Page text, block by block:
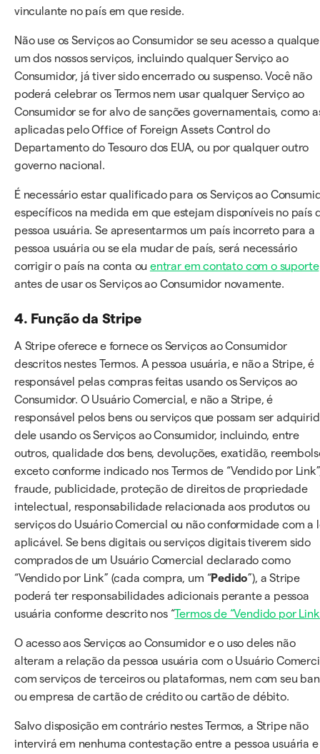
vinculante no país em que reside.
Não use os Serviços ao Consumidor se seu acesso a
um dos nossos serviços, incluindo qualquer Serviço ao
Consumidor, já tiver sido encerrado ou suspenso. Você não
poderá celebrar os Termos nem usar qualquer Serviço ao
Consumidor se for alvo de sanções governamentais, como
aplicadas pelo Office of Foreign Assets Control do
Departamento do Tesouro dos EUA, ou por qualquer outro
governo nacional.
É necessário estar qualificado para os Serviços ao
específicos na medida em que estejam disponíveis no país
pessoa usuária. Se apresentarmos um país incorreto para a
pessoa usuária ou se ela mudar de país, será necessário
corrigir o país na conta ou entrar em contato com o suporte
antes de usar os Serviços ao Consumidor novamente.
4. Função da Stripe
A Stripe oferece e fornece os Serviços ao Consumidor
descritos nestes Termos. A pessoa usuária, e não a Stripe, é
responsável pelas compras feitas usando os Serviços ao
Consumidor. O Usuário Comercial, e não a Stripe, é
responsável pelos bens ou serviços que possam ser
dele usando os Serviços ao Consumidor, incluindo, entre
outros, qualidade dos bens, devoluções, exatidão,
exceto conforme indicado nos Termos de “Vendido por
fraude, publicidade, proteção de direitos de propriedade
intelectual, responsabilidade relacionada aos produtos ou
serviços do Usuário Comercial ou não conformidade com a
aplicável. Se bens digitais ou serviços digitais tiverem sido
comprados de um Usuário Comercial declarado como
“Vendido por Link” (cada compra, um “Pedido”), a Stripe
poderá ter responsabilidades adicionais perante a pessoa
usuária conforme descrito nos “Termos de “Vendido por
O acesso aos Serviços ao Consumidor e o uso deles não
alteram a relação da pessoa usuária com o Usuário
com serviços de terceiros ou plataformas, nem com seu
ou empresa de cartão de crédito ou cartão de débito.
Salvo disposição em contrário nestes Termos, a Stripe não
intervirá em nenhuma contestação entre a pessoa usuária e